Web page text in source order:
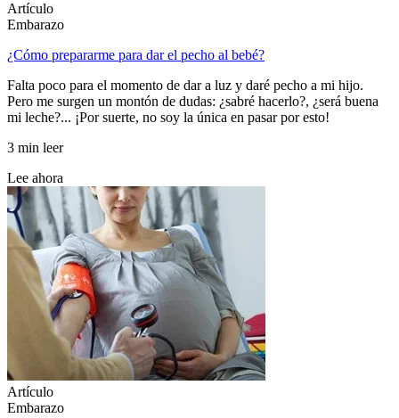
Artículo
Embarazo
¿Cómo prepararme para dar el pecho al bebé?
Falta poco para el momento de dar a luz y daré pecho a mi hijo.
Pero me surgen un montón de dudas: ¿sabré hacerlo?, ¿será buena
mi leche?... ¡Por suerte, no soy la única en pasar por esto!
3 min leer
Lee ahora
Artículo
Embarazo